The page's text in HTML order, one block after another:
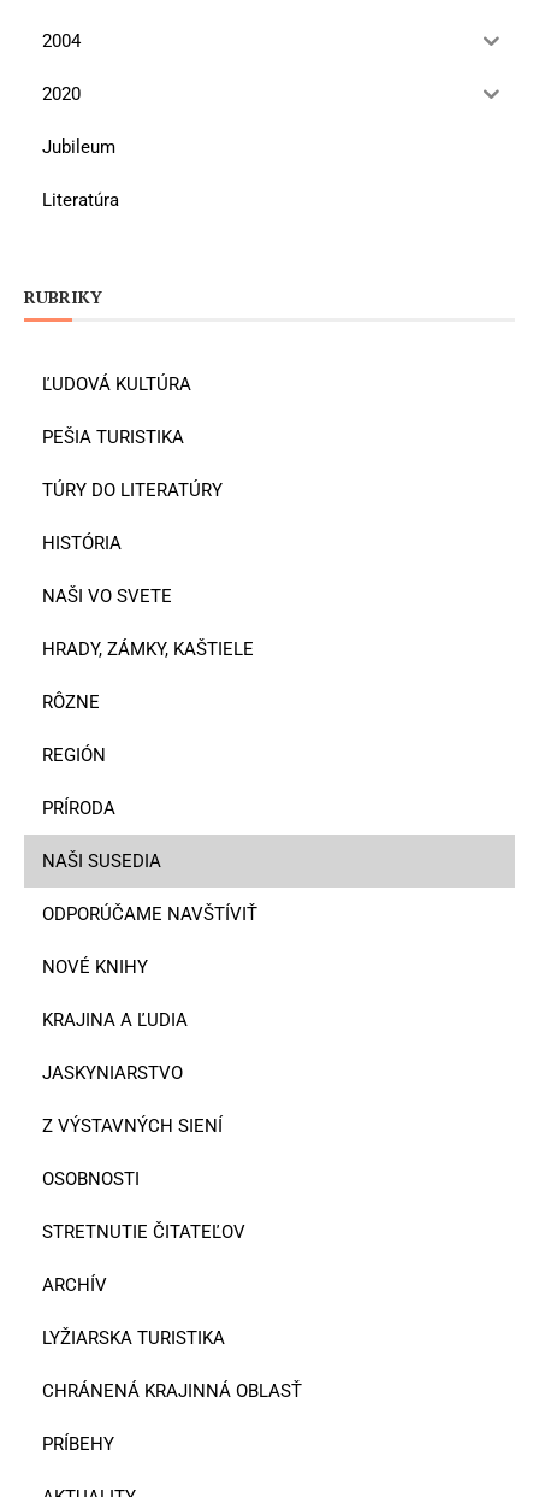
2004
2020
Jubileum
Literatúra
RUBRIKY
ĽUDOVÁ KULTÚRA
PEŠIA TURISTIKA
TÚRY DO LITERATÚRY
HISTÓRIA
NAŠI VO SVETE
HRADY, ZÁMKY, KAŠTIELE
RÔZNE
REGIÓN
PRÍRODA
NAŠI SUSEDIA
ODPORÚČAME NAVŠTÍVIŤ
NOVÉ KNIHY
KRAJINA A ĽUDIA
JASKYNIARSTVO
Z VÝSTAVNÝCH SIENÍ
OSOBNOSTI
STRETNUTIE ČITATEĽOV
ARCHÍV
LYŽIARSKA TURISTIKA
CHRÁNENÁ KRAJINNÁ OBLASŤ
PRÍBEHY